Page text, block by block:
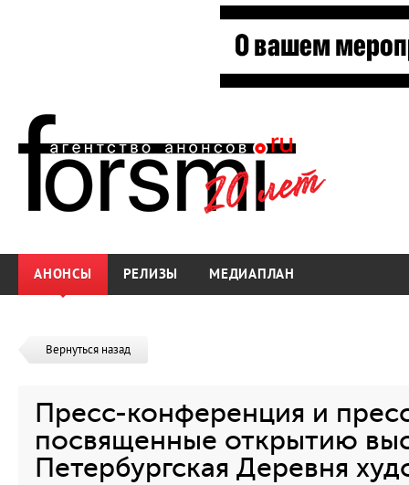
АНОНСЫ РЕЛИЗЫ МЕДИАПЛАН
Вернуться назад
Пресс-конференция и
посвященные открытию
Петербургская Деревня